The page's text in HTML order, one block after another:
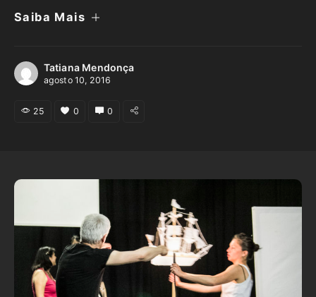
vagas para o curso, mas por conta da qualidade
plásticos, contadores de histórias e professores.
Saiba Mais
Tatiana Mendonça
agosto 10, 2016
25 0 0